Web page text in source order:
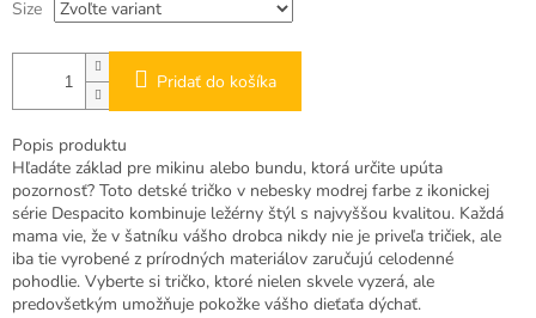
Size
Pridať do košíka
Popis produktu
Hľadáte základ pre mikinu alebo bundu, ktorá určite upúta
pozornosť? Toto detské tričko v nebesky modrej farbe z ikonickej
série Despacito kombinuje ležérny štýl s najvyššou kvalitou. Každá
mama vie, že v šatníku vášho drobca nikdy nie je priveľa tričiek, ale
iba tie vyrobené z prírodných materiálov zaručujú celodenné
pohodlie. Vyberte si tričko, ktoré nielen skvele vyzerá, ale
predovšetkým umožňuje pokožke vášho dieťaťa dýchať.